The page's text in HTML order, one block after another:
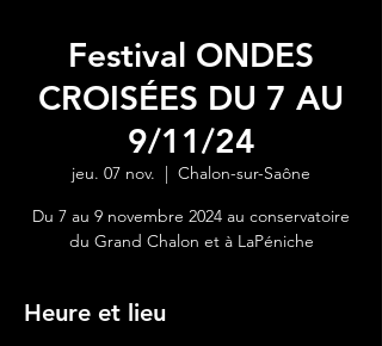
Festival ONDES
CROISÉES DU 7 AU
9/11/24
jeu. 07 nov.
  |
Chalon-sur-Saône
Du 7 au 9 novembre 2024 au conservatoire
du Grand Chalon et à LaPéniche
Heure et lieu